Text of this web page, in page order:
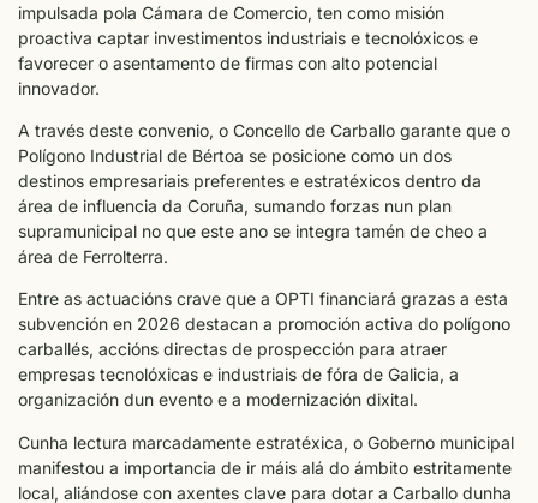
impulsada pola Cámara de Comercio, ten como misión
proactiva captar investimentos industriais e tecnolóxicos e
favorecer o asentamento de firmas con alto potencial
innovador.
A través deste convenio, o Concello de Carballo garante que o
Polígono Industrial de Bértoa se posicione como un dos
destinos empresariais preferentes e estratéxicos dentro da
área de influencia da Coruña, sumando forzas nun plan
supramunicipal no que este ano se integra tamén de cheo a
área de Ferrolterra.
Entre as actuacións crave que a OPTI financiará grazas a esta
subvención en 2026 destacan a promoción activa do polígono
carballés, accións directas de prospección para atraer
empresas tecnolóxicas e industriais de fóra de Galicia, a
organización dun evento e a modernización dixital.
Cunha lectura marcadamente estratéxica, o Goberno municipal
manifestou a importancia de ir máis alá do ámbito estritamente
local, aliándose con axentes clave para dotar a Carballo dunha